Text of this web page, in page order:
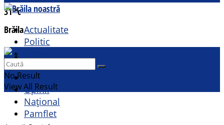
31°c
Brăila
Contact
Actualitate
Politic
Cultural
Opinii
Național
Pamflet
No Result
View All Result